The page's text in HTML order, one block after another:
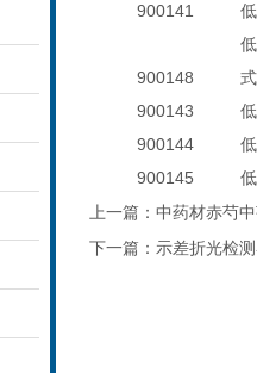
900141
900148
900143
900144
900145
上一篇： 中药材赤芍
下一篇： 示差折光检